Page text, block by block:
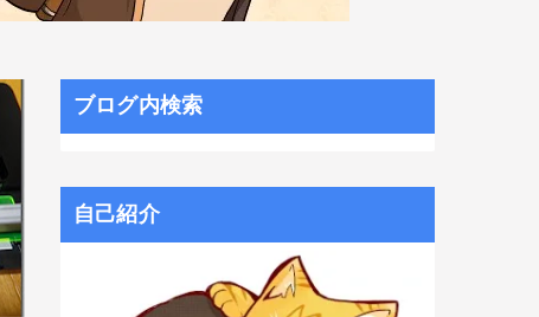
ブログ内検索
自己紹介